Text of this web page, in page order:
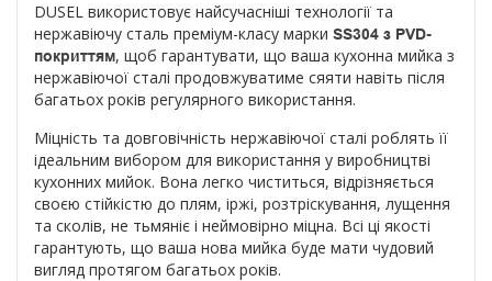
DUSEL використовує найсучасніші технології та
нержавіючу сталь преміум-класу марки SS304 з PVD-
покриттям, щоб гарантувати, що ваша кухонна мийка з
нержавіючої сталі продовжуватиме сяяти навіть після
багатьох років регулярного використання.
Міцність та довговічність нержавіючої сталі роблять її
ідеальним вибором для використання у виробництві
кухонних мийок. Вона легко чиститься, відрізняється
своєю стійкістю до плям, іржі, розтріскування, лущення
та сколів, не тьмяніє і неймовірно міцна. Всі ці якості
гарантують, що ваша нова мийка буде мати чудовий
вигляд протягом багатьох років.